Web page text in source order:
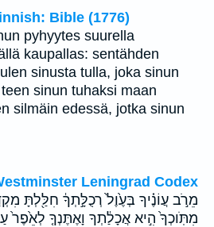
Bible (1776)
pyhyytes suurella
kaupallas: sentähden
sinusta tulla, joka sinun
sinun tuhaksi maan
silmäin edessä, jotka sinun
Leningrad Codex
מֵרֹ֣ב עֲוֹנֶ֗יךָ בְּעֶ֙וֶל֙ רְכֻלָּ֣תְךָ֔ חִלַּ֖לְתָּ
מִתֹּֽוכְךָ֙ הִ֣יא אֲכָלַ֔תְךָ וָאֶתֶּנְךָ֤ לְאֵ֙פֶר֙